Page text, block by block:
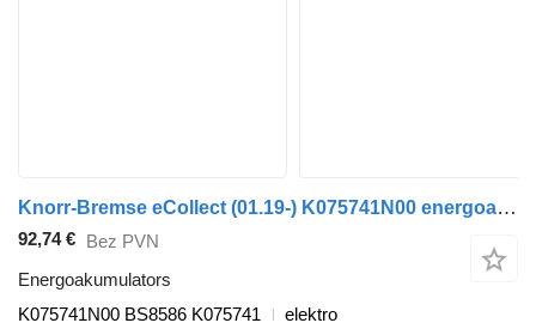
Knorr-Bremse eCollect (01.19-) K075741N00 energoakumulators paredzēts Dennis eCollect Terberg YT Magtec (2019-) vilcēja
92,74 € Bez PVN
Energoakumulators
K075741N00 BS8586 K075741
elektro